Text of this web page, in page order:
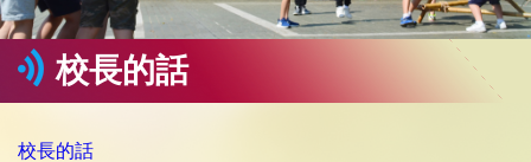
校長的話
校長的話